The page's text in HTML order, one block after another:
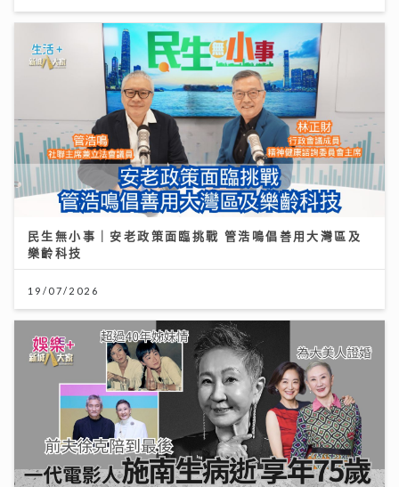
民生無小事｜安老政策面臨挑戰 管浩鳴倡善用大灣區及
樂齡科技
19/07/2026